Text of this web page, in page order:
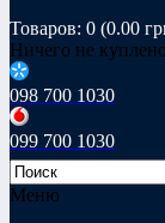
Товаров: 0 (0.00
Ничего не
098 700 1030
099 700 1030
Меню